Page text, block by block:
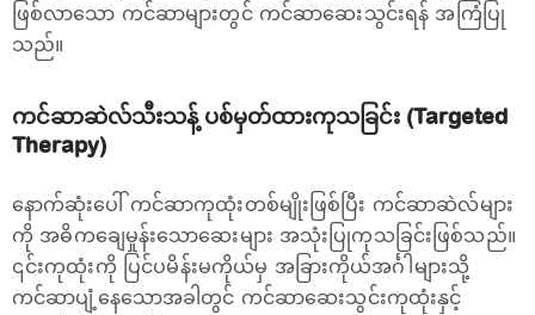
ဖြစ်လာသော ကင်ဆာများတွင် ကင်ဆာဆေးသွင်းရန် အကြံပြု
သည်။
ကင်ဆာဆဲလ်သီးသန့် ပစ်မှတ်ထားကုသခြင်း (Targeted
Therapy)
နောက်ဆုံးပေါ် ကင်ဆာကုထုံးတစ်မျိုးဖြစ်ပြီး ကင်ဆာဆဲလ်များ
ကို အဓိကချေမှုန်းသောဆေးများ အသုံးပြုကုသခြင်းဖြစ်သည်။
၎င်းကုထုံးကို ပြင်ပမိန်းမကိုယ်မှ အခြားကိုယ်အင်္ဂါများသို့
ကင်ဆာပျံ့နေသောအခါတွင် ကင်ဆာဆေးသွင်းကုထုံးနှင့်